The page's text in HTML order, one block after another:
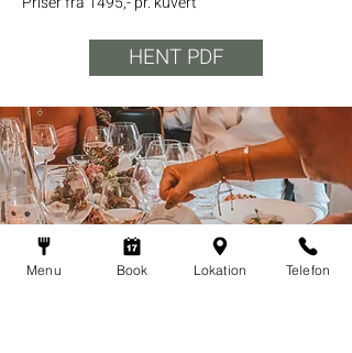
HENT PDF
Menu Book Lokation Telefon